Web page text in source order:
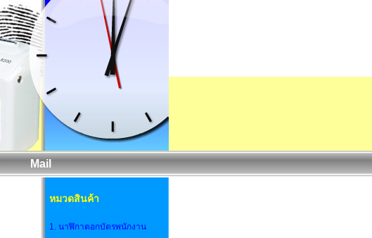
Mail
หมวดสินค้า
1. นาฬิกาตอกบัตรพนักงาน